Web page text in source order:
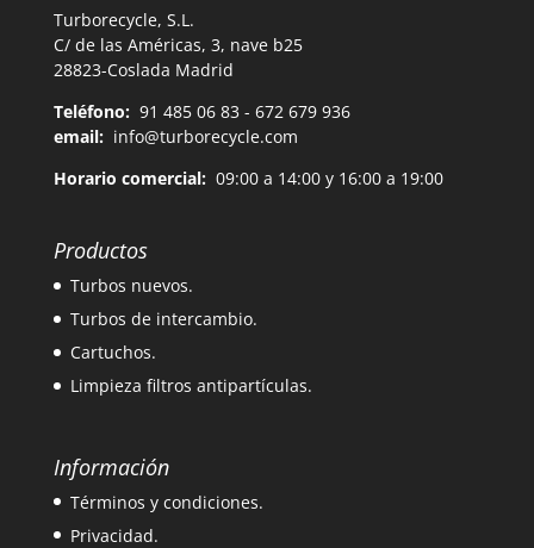
Turborecycle, S.L.
C/ de las Américas, 3, nave b25
28823-Coslada Madrid
Teléfono: 91 485 06 83 - 672 679 936
email: info@turborecycle.com
Horario comercial:09:00 a 14:00 y 16:00 a 19:00
Productos
Turbos nuevos.
Turbos de intercambio.
Cartuchos.
Limpieza filtros antipartículas.
Información
Términos y condiciones.
Privacidad.